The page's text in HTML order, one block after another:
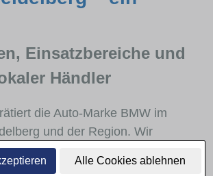
Alle Cookies ablehnen
Einsatzbereiche und
Händler
die Auto-Marke BMW im
und der Region. Wir
Fahrzeugklassen BMW stark
Modellreihen häufig im Stadt-